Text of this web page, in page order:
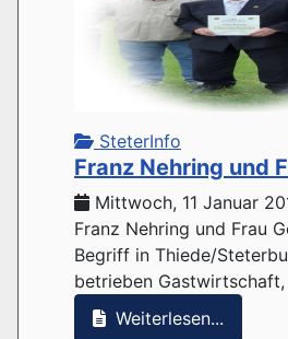
SteterInfo
Franz Nehring und
Mittwoch, 11 Januar
Franz Nehring und Frau
Begriff in Thiede/
betrieben Gastwirtschaft,
Weiterlesen...